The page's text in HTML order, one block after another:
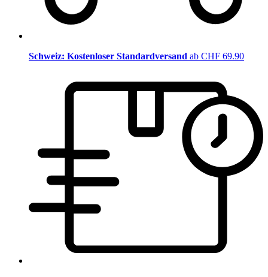
Schweiz: Kostenloser Standardversand ab CHF 69.90